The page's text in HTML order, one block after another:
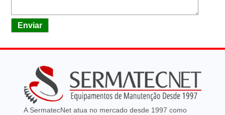
Enviar
A SermatecNet atua no mercado desde 1997 como